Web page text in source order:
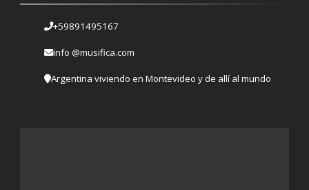
+59891495167
info @musifica.com
Argentina viviendo en Montevideo y de allí al mundo